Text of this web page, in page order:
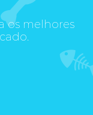
os melhores